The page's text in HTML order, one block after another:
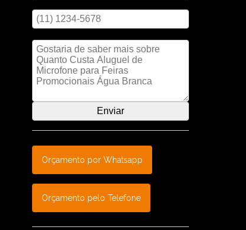
Orçamento por Whatsapp
Orçamento pelo Telefone